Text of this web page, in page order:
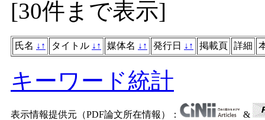
[30件まで表示]
氏名 ↓ ↑ タイトル ↓ ↑ 媒体名 ↓ ↑ 発行日 ↓ ↑ 掲載頁 詳細
キーワード統計
表示情報提供元（PDF論文所在情報）： &